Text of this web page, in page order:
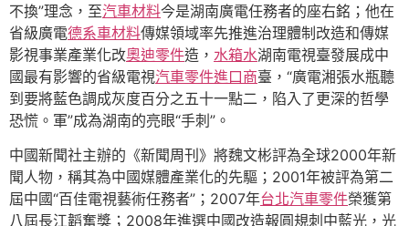
不換”理念，至汽車材料今是湖南廣電任務者的座右銘；他在
省級廣電德系車材料傳媒領域率先推進治理體制改造和傳媒
影視事業產業化改奧迪零件造， 水箱水湖南電視臺發展成中
國最有影響的省級電視汽車零件進口商臺，“廣電湘張水瓶聽
到要將藍色調成灰度百分之五十一點二，陷入了更深的哲學
恐慌。軍”成為湖南的亮眼“手刺”。
中國新聞社主辦的《新聞周刊》將魏文彬評為全球2000年新
聞人物，稱其為中國媒體產業化的先驅；2001年被評為第二
屆中國“百佳電視藝術任務者”；2007年台北汽車零件榮獲第
八屆長江韜奮獎；2008年進選中國改造報圓規刺中藍光，光